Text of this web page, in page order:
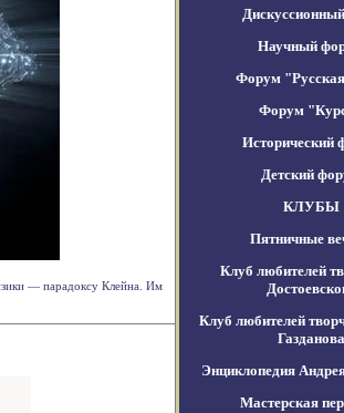
— парадоксу Клейна. Им
Научный
Форум
Форум
Исторический
Детский
КЛУБЫ
Пятничные
Клуб любителей
Клуб любителей
Газданова
Энциклопедия
Мастерская